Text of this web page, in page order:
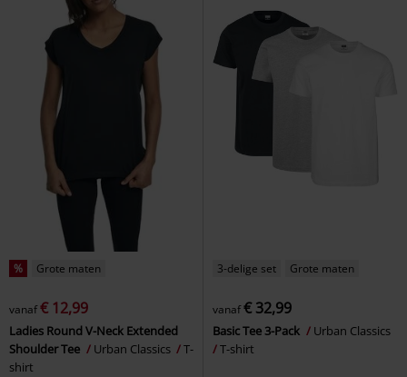
% Grote maten
vanaf€ 12,99
Ladies Round V-Neck Extended
Shoulder Tee
Urban Classics
T-
shirt
3-delige set Grote maten
vanaf€ 32,99
Basic Tee 3-Pack
Urban Classics
T-shirt